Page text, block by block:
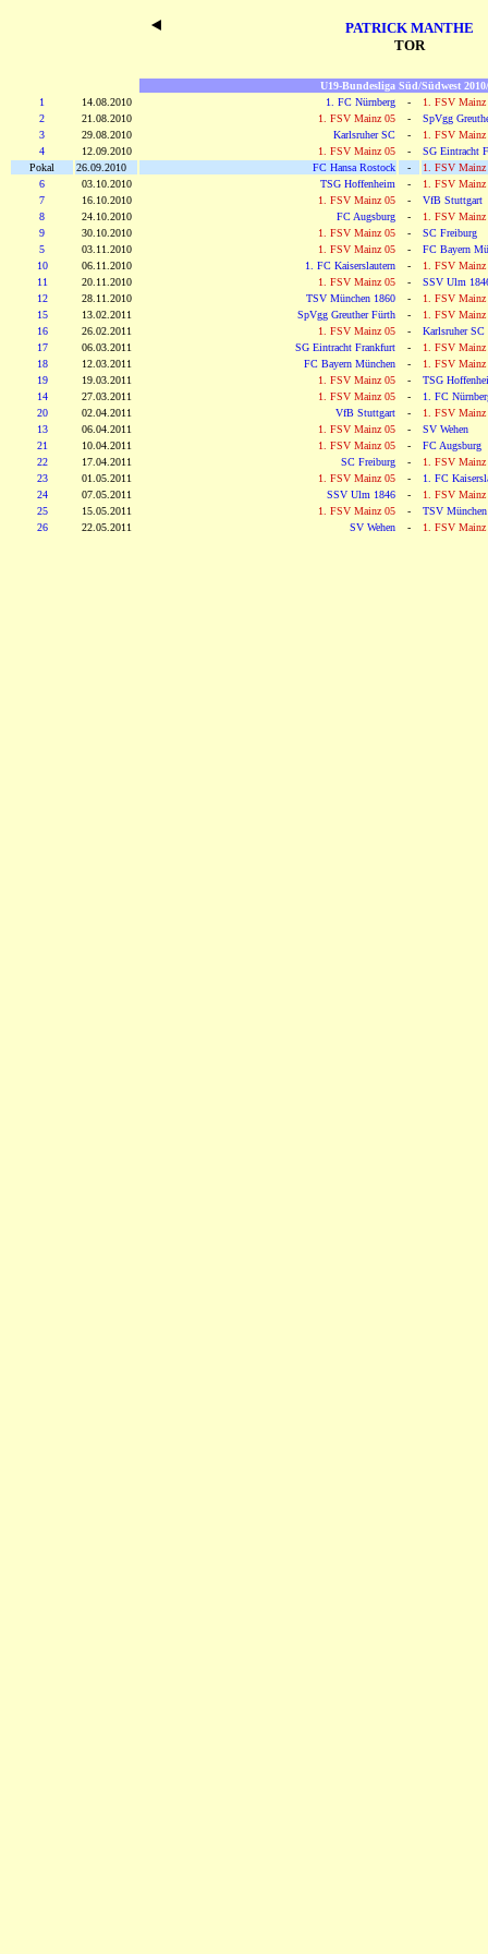
PATRICK MANTHE
TOR
U19-Bundesliga Süd/Südwest
1
14.08.2010 1. FC Nürnberg -
1. FSV Mainz
2
21.08.2010 1. FSV Mainz 05 -
SpVgg
3
29.08.2010 Karlsruher SC -
1. FSV Mainz
4
12.09.2010 1. FSV Mainz 05 -
SG Eintracht
Pokal
26.09.2010 FC Hansa Rostock -
1. FSV Mainz
6
03.10.2010 TSG Hoffenheim -
1. FSV Mainz
7
16.10.2010 1. FSV Mainz 05 -
VfB Stuttgart
8
24.10.2010 FC Augsburg -
1. FSV Mainz
9
30.10.2010 1. FSV Mainz 05 -
SC Freiburg
5
03.11.2010 1. FSV Mainz 05 -
FC Bayern
10
06.11.2010 1. FC Kaiserslautern -
1. FSV Mainz
11
20.11.2010 1. FSV Mainz 05 -
SSV Ulm
12
28.11.2010 TSV München 1860 -
1. FSV Mainz
15
13.02.2011 SpVgg Greuther Fürth -
1. FSV Mainz
16
26.02.2011 1. FSV Mainz 05 -
Karlsruher SC
17
06.03.2011 SG Eintracht Frankfurt -
1. FSV Mainz
18
12.03.2011 FC Bayern München -
1. FSV Mainz
19
19.03.2011 1. FSV Mainz 05 -
TSG
14
27.03.2011 1. FSV Mainz 05 -
1. FC
20
02.04.2011 VfB Stuttgart -
1. FSV Mainz
13
06.04.2011 1. FSV Mainz 05 -
SV Wehen
21
10.04.2011 1. FSV Mainz 05 -
FC Augsburg
22
17.04.2011 SC Freiburg -
1. FSV Mainz
23
01.05.2011 1. FSV Mainz 05 -
1. FC
24
07.05.2011 SSV Ulm 1846 -
1. FSV Mainz
25
15.05.2011 1. FSV Mainz 05 -
TSV
26
22.05.2011 SV Wehen - 1. FSV Mainz